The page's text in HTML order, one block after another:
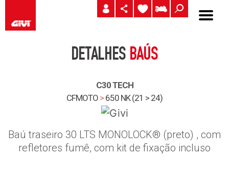
DETALHES BAÚS
C30 TECH
CFMOTO > 650 NK (21 > 24)
Baú traseiro 30 LTS MONOLOCK® (preto) , com
refletores fumê, com kit de fixação incluso